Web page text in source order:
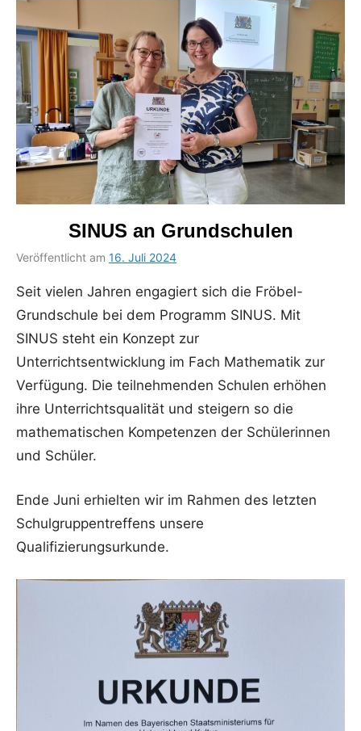
SINUS an Grundschulen
Veröffentlicht am 16. Juli 2024
Schumacher
Seit vielen Jahren engagiert sich die Fröbel-
Grundschule bei dem Programm SINUS. Mit
SINUS steht ein Konzept zur
Unterrichtsentwicklung im Fach Mathematik zur
Verfügung. Die teilnehmenden Schulen erhöhen
ihre Unterrichtsqualität und steigern so die
mathematischen Kompetenzen der Schülerinnen
und Schüler.
Ende Juni erhielten wir im Rahmen des letzten
Schulgruppentreffens unsere
Qualifizierungsurkunde.